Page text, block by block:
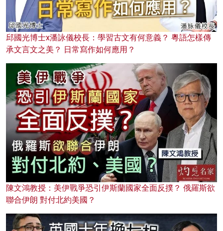
邱國光博士x潘詠儀校長：學習古文有何意義？ 粵語怎樣傳
承文言文之美？ 日常寫作如何應用？
陳文鴻教授：美伊戰爭恐引伊斯蘭國家全面反撲？ 俄羅斯欲
聯合伊朗 對付北約美國？